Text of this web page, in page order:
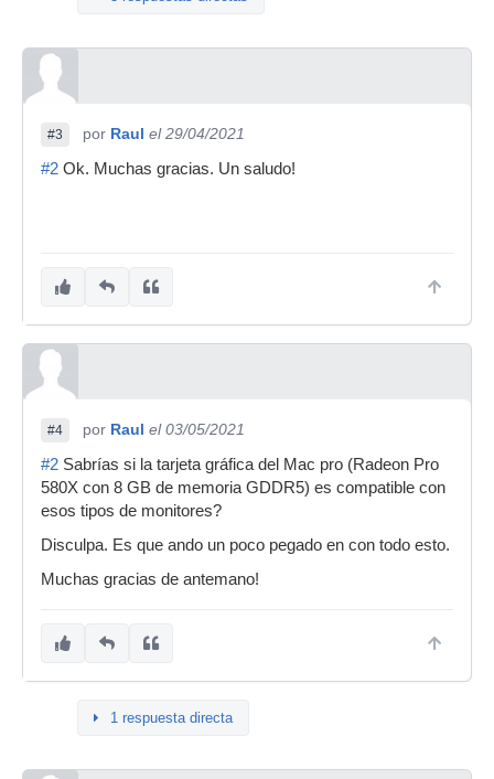
#3 por Raul el 29/04/2021
#2 Ok. Muchas gracias. Un saludo!
#4 por Raul el 03/05/2021
#2 Sabrías si la tarjeta gráfica del Mac pro (Radeon Pro
580X con 8 GB de memoria GDDR5) es compatible con
esos tipos de monitores?
Disculpa. Es que ando un poco pegado en con todo esto.
Muchas gracias de antemano!
1 respuesta directa